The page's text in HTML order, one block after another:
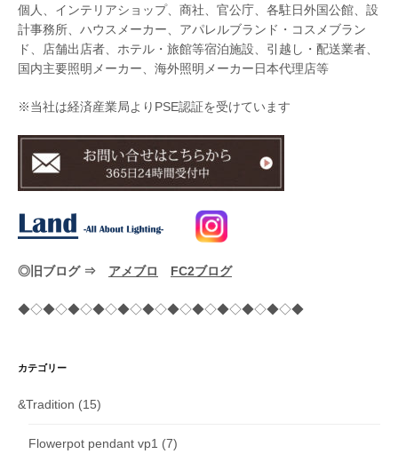
個人、インテリアショップ、商社、官公庁、各駐日外国公館、設
計事務所、ハウスメーカー、アパレルブランド・コスメブラン
ド、店舗出店者、ホテル・旅館等宿泊施設、引越し・配送業者、
国内主要照明メーカー、海外照明メーカー日本代理店等
※当社は経済産業局よりPSE認証を受けています
◎旧ブログ ⇒ アメブロ FC2ブログ
◆◇◆◇◆◇◆◇◆◇◆◇◆◇◆◇◆◇◆◇◆◇◆
カテゴリー
&Tradition (15)
Flowerpot pendant vp1 (7)